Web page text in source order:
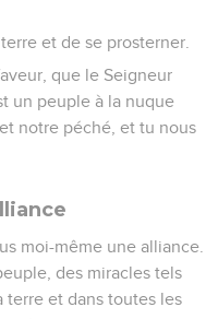
et de se prosterner.
que le Seigneur
un peuple à la nuque
notre péché, et tu nous
moi-même une alliance.
des miracles tels
terre et dans toutes les